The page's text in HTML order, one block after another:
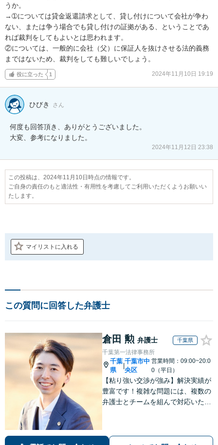
うか。
→➀については貸金返還請求として、貸し付けについて会社が争わ
ない、または争う場合でも貸し付けの証拠がある、ということであ
れば裁判をしてもよいとは思われます。
②については、一般的に会社（父）に保証人を抜けさせる法的義務
まではないため、裁判をしても難しいでしょう。
役に立った 1 2024年11月10日 19:19
ひびき さん
何度も回答頂き、ありがとうございました。
大変、参考になりました。
2024年11月12日 23:38
この投稿は、2024年11月10日時点の情報です。
ご自身の責任のもと適法性・有用性を考慮してご利用いただくようお願いい
たします。
マイリストに入れる
この質問に回答した弁護士
倉田 勲 弁護士 千葉県
千葉第一法律事務所
千葉
県
千葉市中
央区
営業時間：09:00~20:0
0（平日）
【粘り強い交渉が強み】解決実績が
豊富です！複雑な問題には、複数の
弁護士とチームを組んで対応いたし